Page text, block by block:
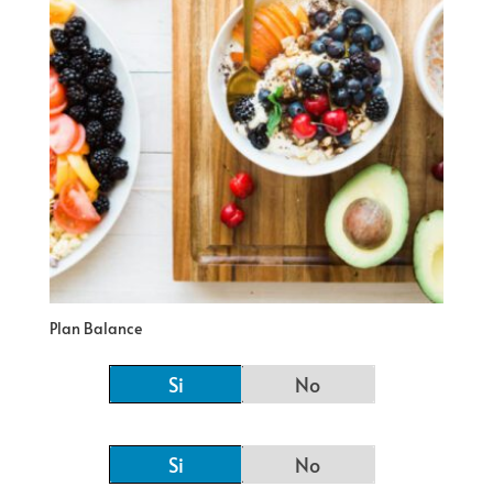
Plan Balance
Si No
Si No